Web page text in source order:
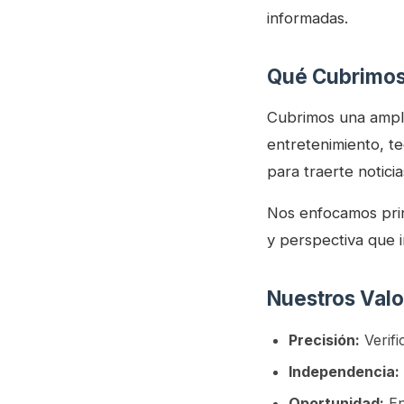
informadas.
Qué
Cubrimos una
entretenimiento,
para traerte
Nos enfocamos
y perspectiva que
Nuestros
Precisión:
Independencia: